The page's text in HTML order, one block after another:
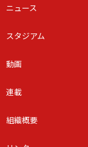
ニュース
スタジアム
動画
連載
組織概要